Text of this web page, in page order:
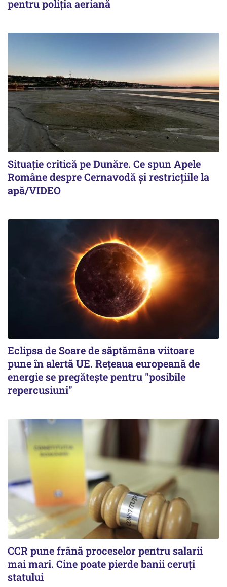
pentru poliția aeriană
Situație critică pe Dunăre. Ce spun Apele
Române despre Cernavodă și restricțiile la
apă/VIDEO
Eclipsa de Soare de săptămâna viitoare
pune în alertă UE. Rețeaua europeană de
energie se pregătește pentru "posibile
repercusiuni"
CCR pune frână proceselor pentru salarii
mai mari. Cine poate pierde banii ceruți
statului